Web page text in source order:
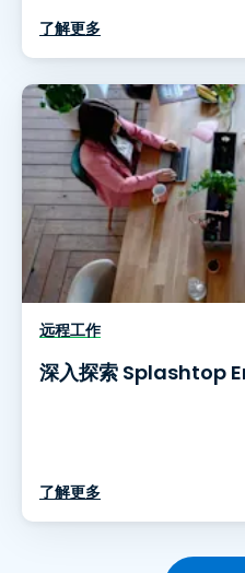
了解更多
远程工作
深入探索 Splashtop
了解更多